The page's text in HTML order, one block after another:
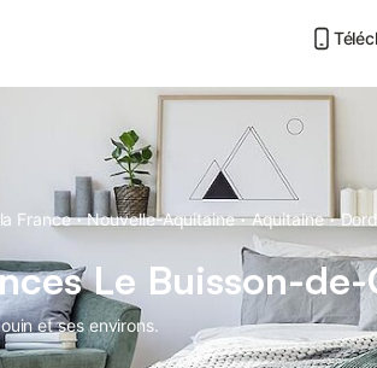
France · Nouvelle-Aquitaine · Aquitaine ·
Le Buisson-
et ses environs.